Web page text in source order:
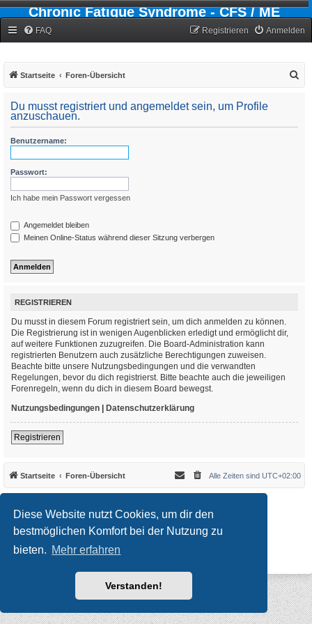
Diese Website nutzt Cookies, um dir den
bestmöglichen Komfort bei der Nutzung zu
bieten. Mehr erfahren
Verstanden!
Chronic Fatigue Syndrome - CFS / ME
FAQ Anmelden
Registrieren
Startseite Foren-Übersicht
Du musst registriert und angemeldet sein, um Profile
anzuschauen.
Benutzername:
Passwort:
Ich habe mein Passwort vergessen
Angemeldet bleiben
Meinen Online-Status während dieser Sitzung verbergen
REGISTRIEREN
Du musst in diesem Forum registriert sein, um dich anmelden zu können.
Die Registrierung ist in wenigen Augenblicken erledigt und ermöglicht dir,
auf weitere Funktionen zuzugreifen. Die Board-Administration kann
registrierten Benutzern auch zusätzliche Berechtigungen zuweisen.
Beachte bitte unsere Nutzungsbedingungen und die verwandten
Regelungen, bevor du dich registrierst. Bitte beachte auch die jeweiligen
Forenregeln, wenn du dich in diesem Board bewegst.
Nutzungsbedingungen | Datenschutzerklärung
Registrieren
Startseite Foren-Übersicht Alle Zeiten sind UTC+02:00
Updated to 3.3.x by
MannixMD
*Style version: 3.4.10
Powered byphpBB ® Forum Software © phpBB Limited
Datenschutz